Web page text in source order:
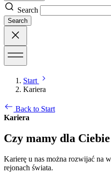
Search
Search
Start
Kariera
Back to Start
Kariera
Czy mamy dla
Karierę u nas można rozwijać na
rejonach świata.